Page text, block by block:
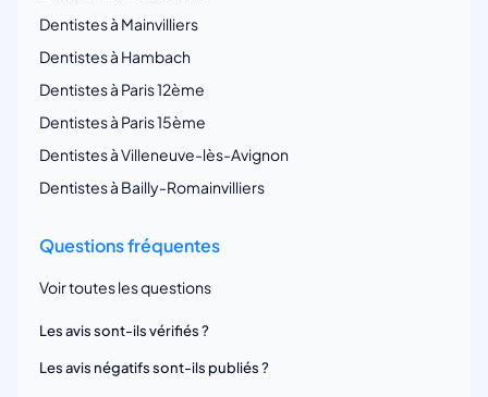
Dentistes à Mainvilliers
Dentistes à Hambach
Dentistes à Paris 12ème
Dentistes à Paris 15ème
Dentistes à Villeneuve-lès-Avignon
Dentistes à Bailly-Romainvilliers
Questions fréquentes
Voir toutes les questions
Les avis sont-ils vérifiés ?
Les avis négatifs sont-ils publiés ?